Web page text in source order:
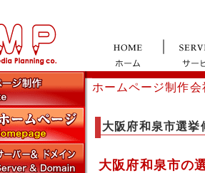
ホームページ制作
大阪府和泉市選挙
大阪府和泉市の